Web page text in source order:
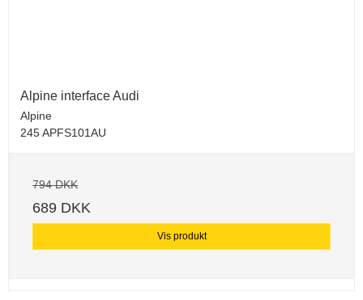
Alpine interface Audi
Alpine
245 APFS101AU
794 DKK
689 DKK
Vis produkt